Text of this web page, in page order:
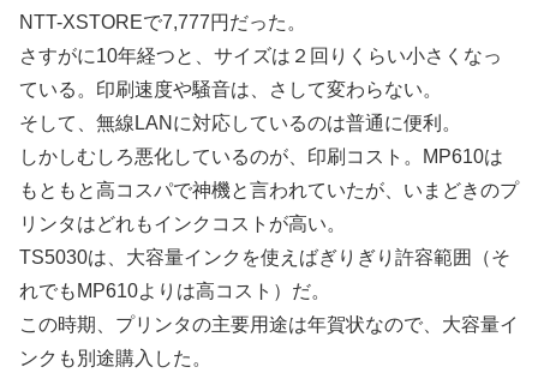
NTT-XSTOREで7,777円だった。
さすがに10年経つと、サイズは２回りくらい小さくなっ
ている。印刷速度や騒音は、さして変わらない。
そして、無線LANに対応しているのは普通に便利。
しかしむしろ悪化しているのが、印刷コスト。MP610は
もともと高コスパで神機と言われていたが、いまどきのプ
リンタはどれもインクコストが高い。
TS5030は、大容量インクを使えばぎりぎり許容範囲（そ
れでもMP610よりは高コスト）だ。
この時期、プリンタの主要用途は年賀状なので、大容量イ
ンクも別途購入した。